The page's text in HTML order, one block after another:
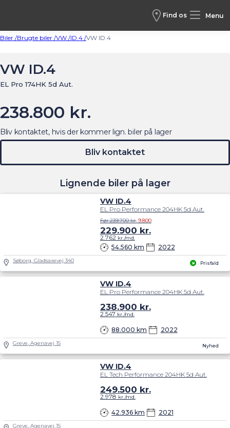
Find os Menu
Biler /Brugte biler /VW /ID.4 /VW ID.4
VW ID.4
EL Pro 174HK 5d Aut.
238.800 kr.
Lignende biler på lager
Prisfald
VW ID.4
EL Pro Performance 204HK 5d Aut.
54.560 km 2022
Før 239.700 kr. 9.800
229.900 kr.
2.762kr./md.
Søborg, Gladsaxevej 340
Nyhed
VW ID.4
EL Pro Performance 204HK 5d Aut.
88.000 km 2022
238.900 kr.
2.547 kr./md.
Greve, Agenavej 15
VW ID.4
EL Tech Performance 204HK 5d Aut.
42.936 km 2021
249.500 kr.
2.978 kr./md.
Greve, Agenavej 15
Bliv kontaktet, hvis der kommer lign. biler på lager
Bliv kontaktet